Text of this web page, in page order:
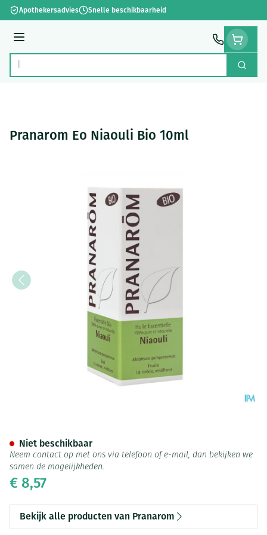
Ga naar de inhoud
Apothekersadvies Snelle beschikbaarheid
Menu
Product, merk, categorie... Zoek
Pranarom Eo Niaouli Bio 10ml
€ 8,57
Niet beschikbaar
Neem contact op met ons via telefoon of e-mail, dan bekijken we
samen de mogelijkheden.
Bekijk alle producten van Pranarom